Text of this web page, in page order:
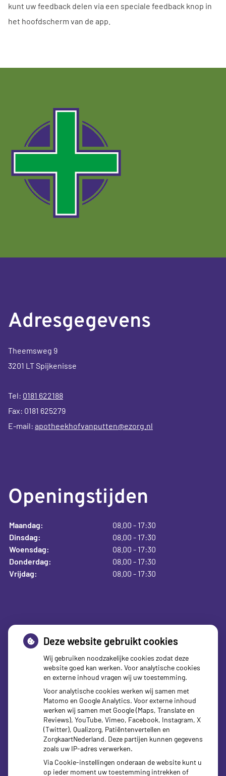
kunt uw feedback delen via een speciale feedback knop in
het hoofdscherm van de app
Adresgegevens
Theemsweg 9
3201 LT Spijkenisse
Tel: 0181 622188
Fax: 0181 625279
E-mail: apotheekhofvanputten@ezorg.nl
Openingstijden
Maandag:
08.00 - 17:30
Dinsdag:
08.00 - 17:30
Woensdag:
08.00 - 17:30
Donderdag:
08.00 - 17:30
Vrijdag:
08.00 - 17:30
Deskundig advies op
maat
Nadat u bent ingelogd, kunt u chatten met de apotheker voor
advies en begeleiding bij het gebruik van geneesmiddelen.
U ontvangt op werkdagen binnen 24 uur een inhoudelijke
Deze website gebruikt cookies
Wij gebruiken noodzakelijke cookies zodat deze
website goed kan werken. Voor analytische cookies
en externe inhoud vragen wij uw toestemming.
Voor analytische cookies werken wij samen met
Matomo en Google Analytics. Voor externe inhoud
werken wij samen met Google (Maps, Translate en
Reviews), YouTube, Vimeo, Facebook, Instagram, X
(Twitter), Qualizorg, Patiëntenvertellen en
ZorgkaartNederland. Deze partijen kunnen gegevens
zoals uw IP-adres verwerken.
Via Cookie-instellingen onderaan de website kunt u
op ieder moment uw toestemming intrekken of